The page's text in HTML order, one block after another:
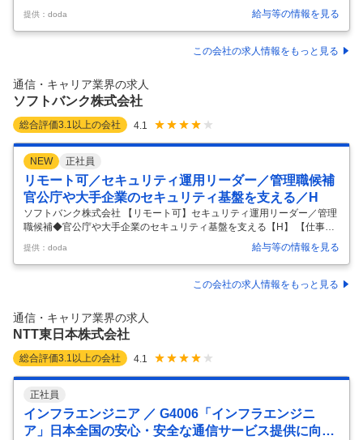
工管理／内装工事監理（ドコモグループのオフィス移転・構築） 【具体
的な仕事内容】 ◆新規事業立ち上げ×ドコモグループ基盤で裁量大 ドコ
モグループ各社のオフィス移転、拠点構築、レイアウト変更、テナント
入退去工事の拡大に伴い、内装工事の企画・提案からデザイン設計、ア
こんな方におすすめ ◎新規事業や立ち上げフェーズに面白さを感じる方
◎大手グループの安定基盤とベンチャー的な裁量を両立したい方 ◎将来
的に
…
提供：doda 給与等の情報を見る
この会社の求人情報をもっと見る
通信・キャリア業界の求人
ソフトバンク株式会社
総合評価3.1 以上の会社 4.1
NEW 正社員
リモート可／セキュリティ運用リーダー／管理職候補
官公庁や大手企業のセキュリティ基盤を支える／H
ソフトバンク株式会社 【リモート可】セキュリティ運用リーダー／管理
職候補◆官公庁や大手企業のセキュリティ基盤を支える【H】 【仕事内
容】 【リモート可】セキュリティ運用リーダー／管理職候補◆官公庁や
大手企業のセキュリティ基盤を支える【H】 【具体的な仕事内容】 ～最
前線で顧客のセキュリティ戦略に伴走し、プライベートSOCの運用高度
化と組織を牽引するリーダー～ ●官公庁・大手企業のセキュリティ基盤
ュリティ運用・AI活用スキルを習得可能 ●顧客と伴走し成果を実感で
き、充実した育成制度で大きく成長できる環境 【ミッション】 セキュリ
…
提供：doda 給与等の情報を見る
この会社の求人情報をもっと見る
通信・キャリア業界の求人
NTT東日本株式会社
総合評価3.1 以上の会社 4.1
正社員
インフラエンジニア ／ G4006「インフラエンジニ
ア」日本全国の安心・安全な通信サービス提供に向け